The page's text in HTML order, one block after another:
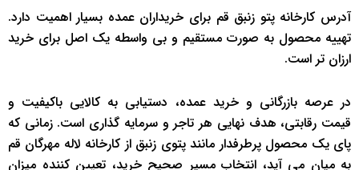
آدرس کارخانه پتو زنبق قم برای خریداران عمده بسیار اهمیت دارد.
تهییه محصول به صورت مستقیم و بی واسطه یک اصل برای خرید
ارزان تر است.
در عرصه بازرگانی و خرید عمده، دستیابی به کالایی باکیفیت و
قیمت رقابتی، هدف نهایی هر تاجر و سرمایه گذاری است. زمانی که
پای یک محصول پرطرفدار مانند پتوی زنبق از کارخانه لاله مهرگان قم
به میان می آید، انتخاب مسیر صحیح خرید، تعیین کننده میزان